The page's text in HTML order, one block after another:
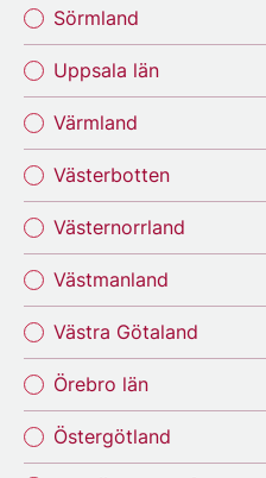
Sörmland
Uppsala län
Värmland
Västerbotten
Västernorrland
Västmanland
Västra Götaland
Örebro län
Östergötland